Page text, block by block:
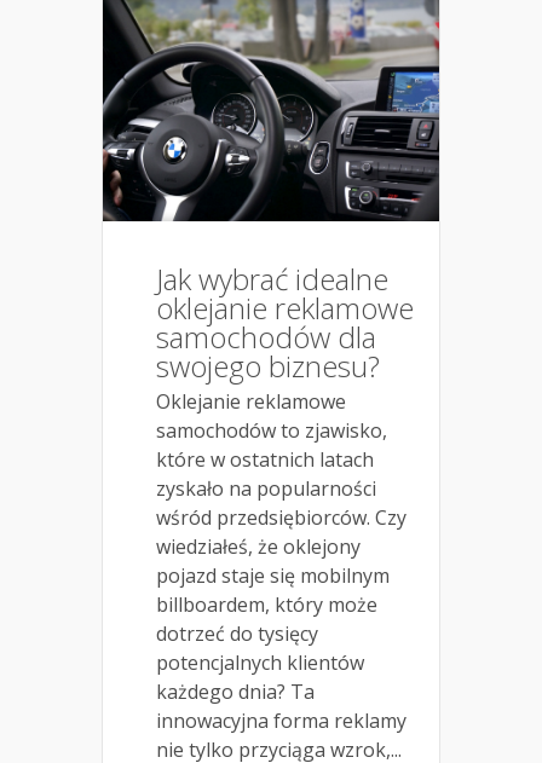
Jak wybrać idealne
oklejanie reklamowe
samochodów dla
swojego biznesu?
Oklejanie reklamowe
samochodów to zjawisko,
które w ostatnich latach
zyskało na popularności
wśród przedsiębiorców. Czy
wiedziałeś, że oklejony
pojazd staje się mobilnym
billboardem, który może
dotrzeć do tysięcy
potencjalnych klientów
każdego dnia? Ta
innowacyjna forma reklamy
nie tylko przyciąga wzrok,...